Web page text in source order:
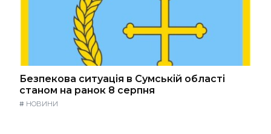
Безпекова ситуація в Сумській області
станом на ранок 8 серпня
# НОВИНИ